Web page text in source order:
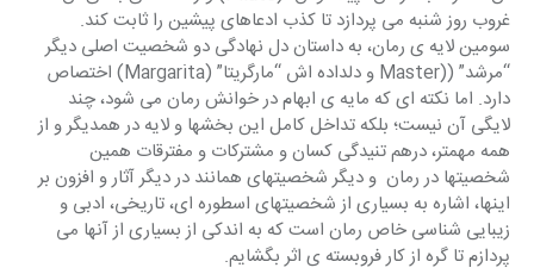
غروب روز شنبه می پردازد تا کذب ادعاهای پیشین را ثابت کند.
سومین لایه ی رمان، به داستان دل نهادگی دو شخصیت اصلی دیگر
“مرشد” ((Master و دلداده اش “مارگریتا” (Margarita) اختصاص
دارد. اما نکته ای که مایه ی ابهام در خوانش رمان می شود، چند
لایگی آن نیست؛ بلکه تداخل کامل این بخشها و لایه در همدیگر و از
همه مهمتر، درهم تنیدگی کسان و مشترکات و مفترقات همین
شخصیتها در رمان  و دیگر شخصیتهای همانند در دیگر آثار و افزون بر
اینها، اشاره به بسیاری از شخصیتهای اسطوره ای، تاریخی، ادبی و
زیبایی شناسی خاص رمان است که به اندکی از بسیاری از آنها می
پردازم تا گره از کار فروبسته ی اثر بگشایم.